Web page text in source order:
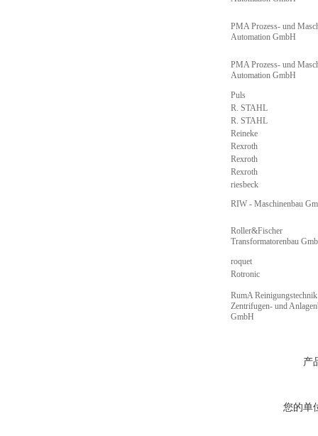
PMA Prozess- und
Automation GmbH
PMA Prozess- und
Automation GmbH
Puls
R. STAHL
R. STAHL
Reineke
Rexroth
Rexroth
Rexroth
riesbeck
RIW - Maschinenbau
Roller&Fischer
Transformatorenbau
roquet
Rotronic
RumA Reinigungstechnik
Zentrifugen- und
GmbH
产
您的单